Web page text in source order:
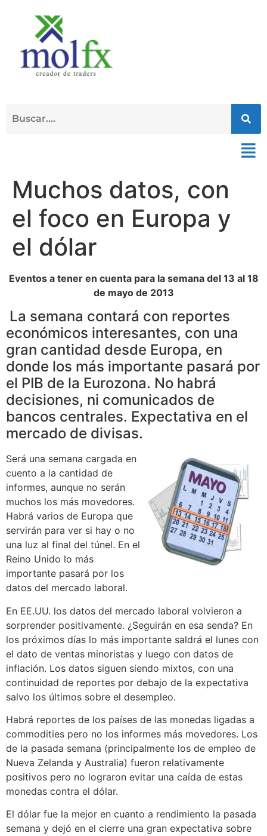
Muchos datos, con
el foco en Europa y
el dólar
Eventos a tener en cuenta para la semana del 13 al 18
de mayo de 2013
La semana contará con reportes
económicos interesantes, con una
gran cantidad desde Europa, en
donde los más importante pasará por
el PIB de la Eurozona. No habrá
decisiones, ni comunicados de
bancos centrales. Expectativa en el
mercado de divisas.
Será una semana cargada en
cuento a la cantidad de
informes, aunque no serán
muchos los más movedores.
Habrá varios de Europa que
servirán para ver si hay o no
una luz al final del túnel. En el
Reino Unido lo más
importante pasará por los
datos del mercado laboral.
En EE.UU. los datos del mercado laboral volvieron a
sorprender positivamente. ¿Seguirán en esa senda? En
los próximos días lo más importante saldrá el lunes con
el dato de ventas minoristas y luego con datos de
inflación. Los datos siguen siendo mixtos, con una
continuidad de reportes por debajo de la expectativa
salvo los últimos sobre el desempleo.
Habrá reportes de los países de las monedas ligadas a
commodities pero no los informes más movedores. Los
de la pasada semana (principalmente los de empleo de
Nueva Zelanda y Australia) fueron relativamente
positivos pero no lograron evitar una caída de estas
monedas contra el dólar.
El dólar fue la mejor en cuanto a rendimiento la pasada
semana y dejó en el cierre una gran expectativa sobre